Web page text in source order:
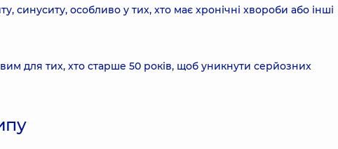
синуситу, особливо у тих, хто має хронічні хвороби або інші
для тих, хто старше 50 років, щоб уникнути серйозних